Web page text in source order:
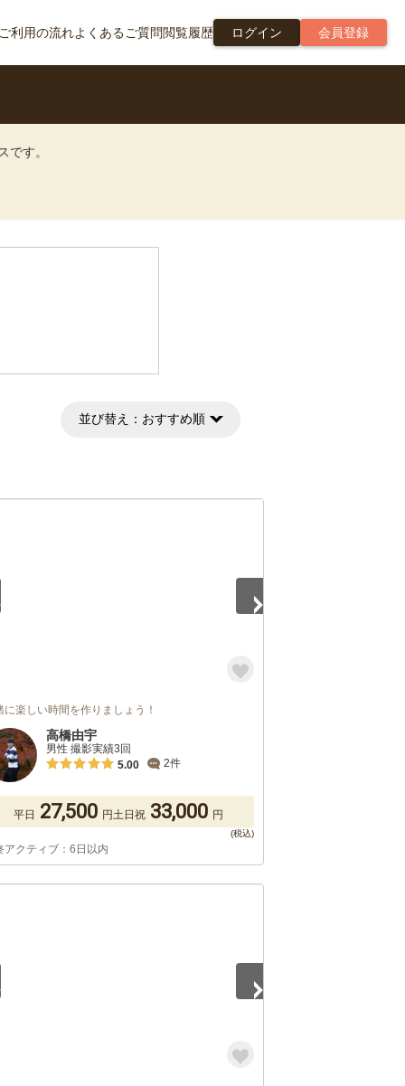
ご利用の流れよくあるご質問閲覧履歴 ログイン 会員登録
です。
並び替え： おすすめ順
に楽しい時間を作りましょう！
高橋由宇
男性 撮影実績3回
5.00
2件
平日 27,500 円土日祝 33,000 円
アクティブ：6日以内